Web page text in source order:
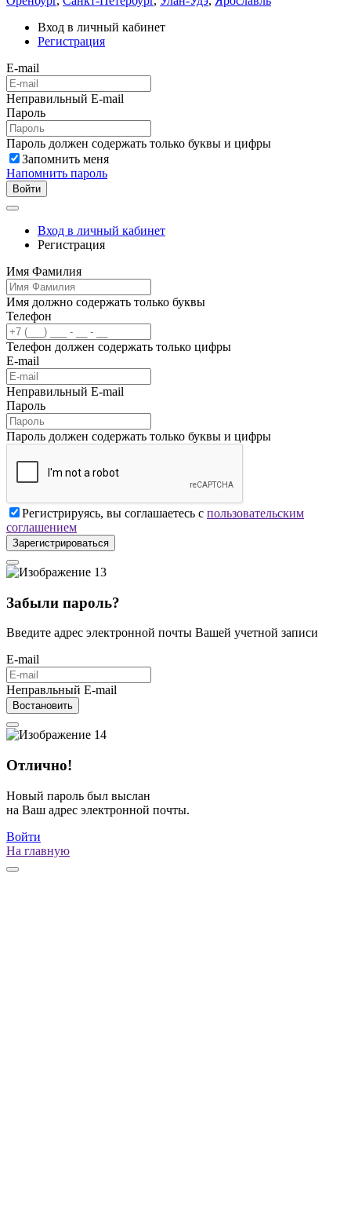
Вход в личный кабинет
Регистрация
E-mail
Неправильный E-mail
Пароль
Пароль должен содержать только буквы и цифры
Запомнить меня
Напомнить пароль
Войти
Вход в личный кабинет
Регистрация
Имя Фамилия
Имя должно содержать только буквы
Телефон
Телефон должен содержать только цифры
E-mail
Неправильный E-mail
Пароль
Пароль должен содержать только буквы и цифры
Регистрируясь, вы соглашаетесь с пользовательским
соглашением
Зарегистрироваться
Забыли пароль?
Введите адрес электронной почты Вашей учетной записи
E-mail
Неправльный E-mail
Востановить
Отлично!
Новый пароль был выслан
на Ваш адрес электронной почты.
Войти
На главную